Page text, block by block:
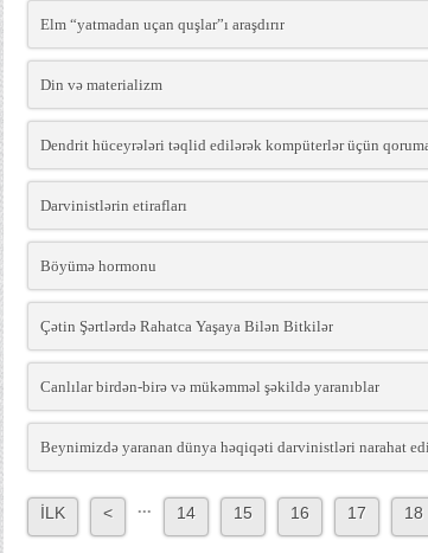
Elm “yatmadan uçan quşlar”ı araşdırır
Din və materializm
Dendrit hüceyrələri təqlid edilərək kompüterlər üçün
Darvinistlərin etirafları
Böyümə hormonu
Çətin Şərtlərdə Rahatca Yaşaya Bilən Bitkilər
Canlılar birdən-birə və mükəmməl şəkildə yaranıblar
Beynimizdə yaranan dünya həqiqəti darvinistləri narahat
İLK < ... 14 15 16 17 18